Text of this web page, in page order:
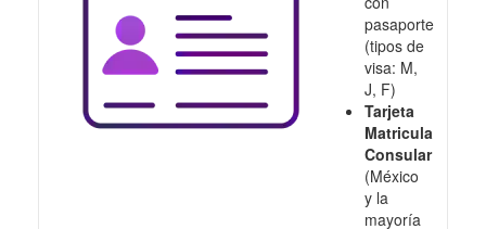
pasaporte
(tipos de
visa: M,
J, F)
Tarjeta
Matricula
Consular
(México
y la
mayoría